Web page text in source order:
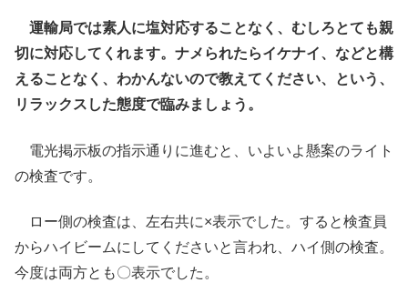
運輸局では素人に塩対応することなく、むしろとても親
切に対応してくれます。ナメられたらイケナイ、などと構
えることなく、わかんないので教えてください、という、
リラックスした態度で臨みましょう。
電光掲示板の指示通りに進むと、いよいよ懸案のライト
の検査です。
ロー側の検査は、左右共に×表示でした。すると検査員
からハイビームにしてくださいと言われ、ハイ側の検査。
今度は両方とも〇表示でした。